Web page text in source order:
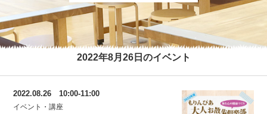
2022年8月26日のイベント
2022.08.26 10:00-11:00
イベント・講座